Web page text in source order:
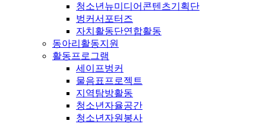
청소년뉴미디어콘텐츠기획단
벙커서포터즈
자치활동단연합활동
동아리활동지원
활동프로그램
세이프벙커
물음표프로젝트
지역탐방활동
청소년자율공간
청소년자원봉사